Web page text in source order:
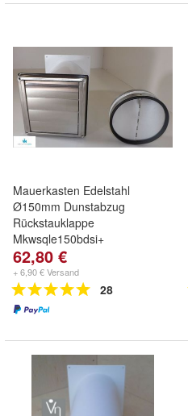
Mauerkasten Edelstahl
Ø150mm Dunstabzug
Rückstauklappe
Mkwsqle150bdsi+
62,80 €
+ 6,90 € Versand
28